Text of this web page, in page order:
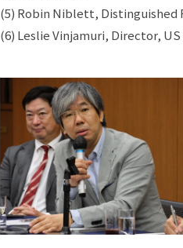
(5) Robin Niblett, Distinguished
(6) Leslie Vinjamuri, Director,